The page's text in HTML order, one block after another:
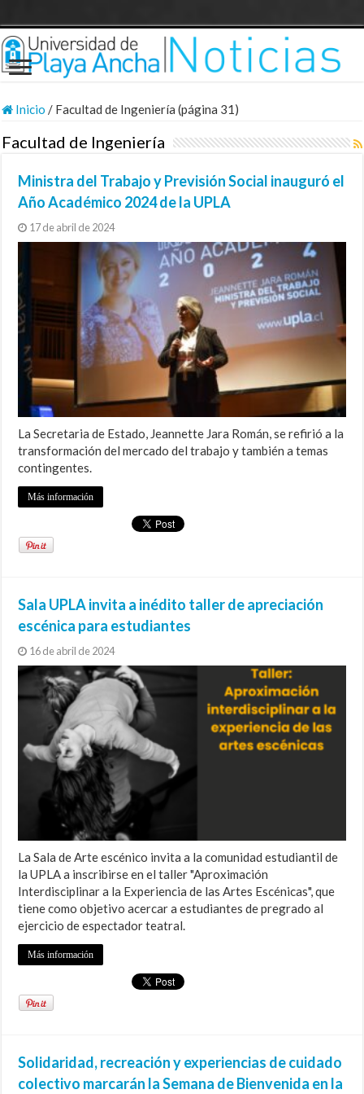
Inicio / Facultad de Ingeniería (página 31)
Facultad de Ingeniería
Ministra del Trabajo y Previsión Social inauguró el
Año Académico 2024 de la UPLA
17 de abril de 2024
La Secretaria de Estado, Jeannette Jara Román, se refirió a la
transformación del mercado del trabajo y también a temas
contingentes.
Más información
Sala UPLA invita a inédito taller de apreciación
escénica para estudiantes
16 de abril de 2024
La Sala de Arte escénico invita a la comunidad estudiantil de
la UPLA a inscribirse en el taller "Aproximación
Interdisciplinar a la Experiencia de las Artes Escénicas", que
tiene como objetivo acercar a estudiantes de pregrado al
ejercicio de espectador teatral.
Más información
Solidaridad, recreación y experiencias de cuidado
colectivo marcarán la Semana de Bienvenida en la